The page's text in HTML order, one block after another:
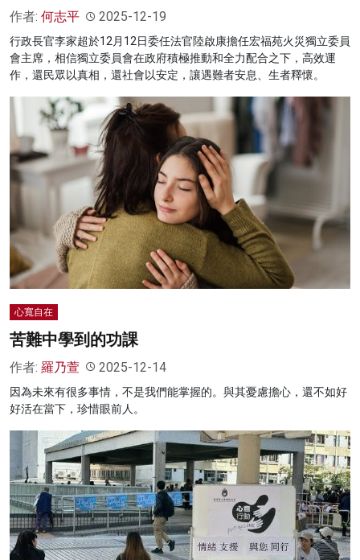
作者: 何志平 2025-12-19
行政長官李家超於12月12日委任法官陸啟康擔任宏福苑火災獨立委員
會主席，相信獨立委員會在政府積極推動和全力配合之下，高效運
作，還民眾以真相，還社會以安定，讓遇難者安息、生者釋懷。
心寬自在
苦難中學到的功課
作者: 羅乃萱 2025-12-14
因為未來有很多事情，不是我們能掌握的。與其憂慮擔心，還不如好
好活在當下，珍惜眼前人。